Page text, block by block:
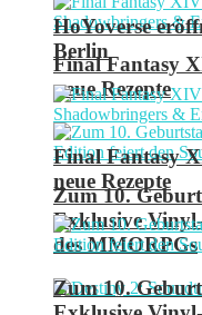
Final Fantasy
neue Rezepte
Zum 10.
Exklusive
des MMORPGs
HoYoverse
Berlin
Final Fantasy
neue Rezepte
Zum 10.